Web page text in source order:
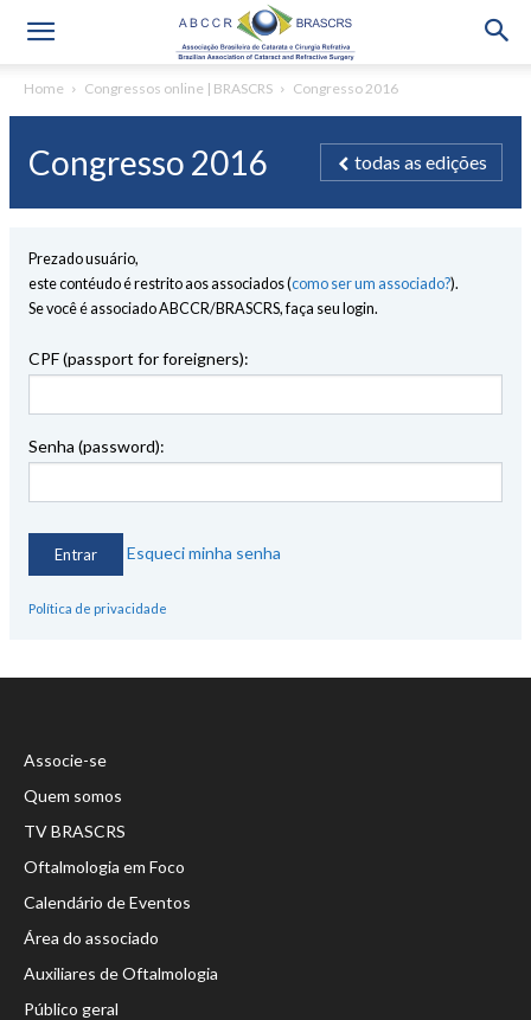
Home Congressos online | BRASCRS Congresso 2016
Congresso 2016 todas as edições
Prezado usuário,
este contéudo é restrito aos associados (como ser um associado?).
Se você é associado ABCCR/BRASCRS, faça seu login.
CPF (passport for foreigners):
Senha (password):
Esqueci minha senha
Política de privacidade
Associe-se
Quem somos
TV BRASCRS
Oftalmologia em Foco
Calendário de Eventos
Área do associado
Auxiliares de Oftalmologia
Público geral